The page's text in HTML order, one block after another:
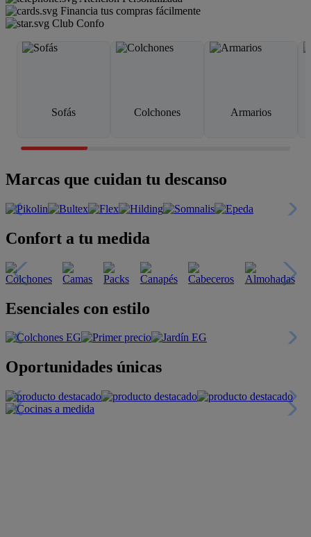
Financia tus compras fácilmente
Club Confo
Sofás Colchones Armarios
Marcas que cuidan tu descanso
Confort a tu medida
Esenciales con estilo
Oportunidades únicas